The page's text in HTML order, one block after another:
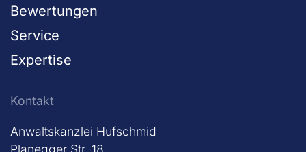
Bewertungen
Service
Expertise
Kontakt
Anwaltskanzlei Hufschmid